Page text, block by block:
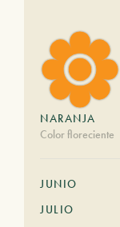
NARANJA
Color floreciente
JUNIO
JULIO